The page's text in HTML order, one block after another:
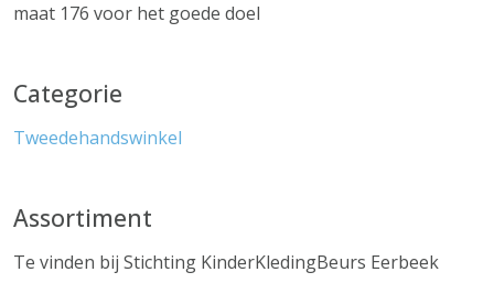
maat 176 voor het goede doel
Categorie
Tweedehandswinkel
Assortiment
Te vinden bij Stichting KinderKledingBeurs Eerbeek